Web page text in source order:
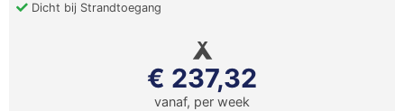
Dicht bij Strandtoegang
€ 237,32
vanaf, per week